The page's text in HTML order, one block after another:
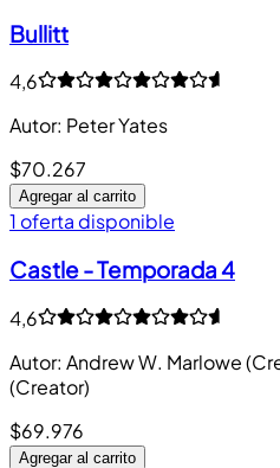
Bullitt
4,6
Autor: Peter Yates
$70.267
Agregar al carrito
1 oferta disponible
Castle - Temporada 4
4,6
Autor: Andrew W. Marlowe
(Creator)
$69.976
Agregar al carrito